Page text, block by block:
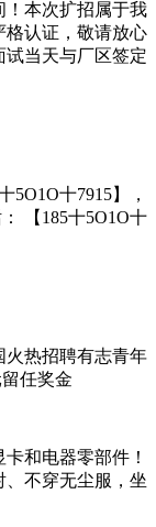
！本次扩招属于我
格认证，敬请放心
当天与厂区签定
5O1O十7915】，
【185十5O1O十
火热招聘有志青年
任奖金
和电器零部件！
不穿无尘服，坐